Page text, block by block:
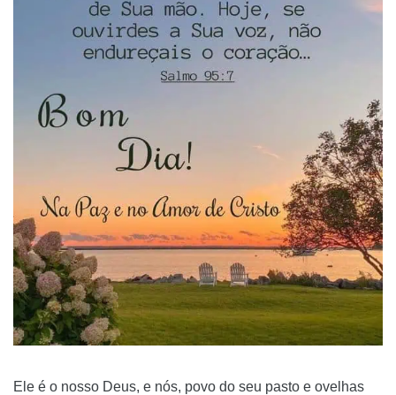
Ele é o nosso Deus, e nós, povo do seu pasto e ovelhas